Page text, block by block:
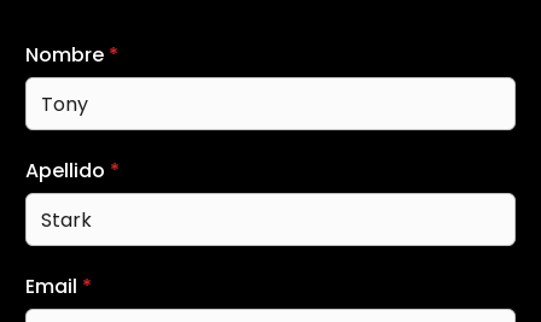
Nombre *
Apellido *
Email *